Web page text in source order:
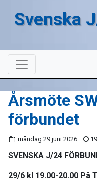
Svenska
Årsmöte
förbundet
måndag 29 juni 2026
SVENSKA J/24
29/6 kl 19.00-20.00 På